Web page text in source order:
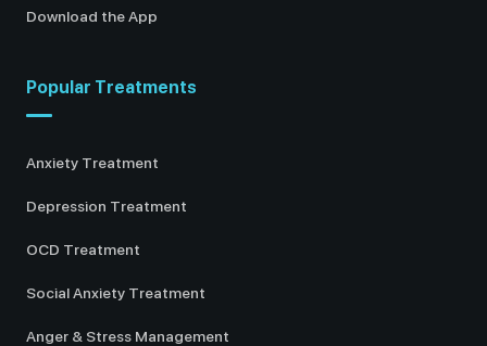
Download the App
Popular Treatments
Anxiety Treatment
Depression Treatment
OCD Treatment
Social Anxiety Treatment
Anger & Stress Management